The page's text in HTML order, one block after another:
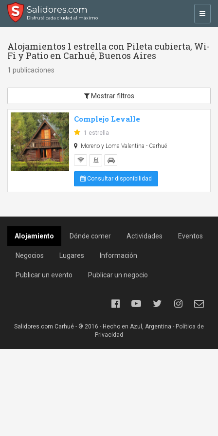
Salidores.com
Disfrutá cada ciudad al máximo
Alojamientos 1 estrella con Pileta cubierta, Wi-
Fi y Patio en Carhué, Buenos Aires
1 publicaciones
Mostrar filtros
Complejo Levalle
1 estrella
Moreno y Loma Valentina - Carhué
Consultar disponibilidad
Alojamiento Dónde comer Actividades Eventos
Negocios Lugares Información
Publicar un evento Publicar un negocio
Salidores.com Carhué - ® 2016 - Hecho en Azul, Argentina - Política de
Privacidad